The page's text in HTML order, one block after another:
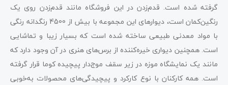
گرفته شده است. قدم‌زدن در این فروشگاه مانند قدم‌زدن روی یک
رنگین‌کمان است، دیوارهای این مجموعه با بیش از 4500 رنگدانه رنگی
با مواد معدنی طبیعی ساخته شده است که بسیار زیبا و تماشایی
است. همچنین دیواری خیره‌کننده از برس‌های هنری در آن وجود دارد که
مانند یک نمایشگاه موزه در زیر سقف موج‌دار پیچیده کوما قرار گرفته
است. همه کارکنان با نوع کارکرد و پیچیدگی‌های محصولات به‌خوبی